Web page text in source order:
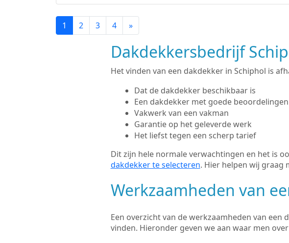
1 2 3 4 »
Dakdekkersbedrijf
Het vinden van een dakdekker in Schiphol is
Dat de dakdekker beschikbaar is
Een dakdekker met goede beoordelingen
Vakwerk van een vakman
Garantie op het geleverde werk
Het liefst tegen een scherp tarief
Dit zijn hele normale verwachtingen en het is
dakdekker te selecteren. Hier helpen wij graag
Werkzaamheden van
Een overzicht van de werkzaamheden van
vinden. Hieronder geven we aan waar men